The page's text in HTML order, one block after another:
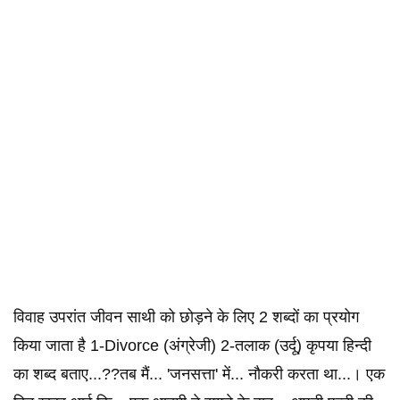
विवाह उपरांत जीवन साथी को छोड़ने के लिए 2 शब्दों का प्रयोग
किया जाता है 1-Divorce (अंग्रेजी) 2-तलाक (उर्दू) कृपया हिन्दी
का शब्द बताए...??तब मैं... 'जनसत्ता' में... नौकरी करता था...। एक